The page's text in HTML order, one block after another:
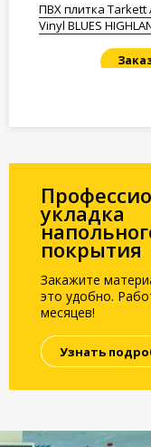
ПВХ плитка Tarkett
Vinyl BLUES
укладка
покрытия
Закажите
это удобно.
месяцев!
Узнать